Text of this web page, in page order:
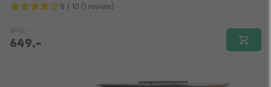
8 / 10 (1 review)
649,-